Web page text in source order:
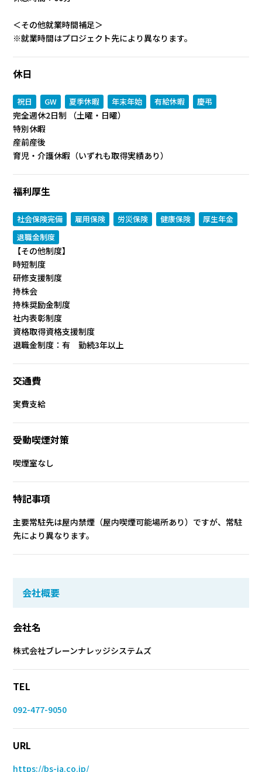
＜その他就業時間補足＞
※就業時間はプロジェクト先により異なります。
休日
祝日 GW 夏季休暇 年末年始 有給休暇 慶弔
完全週休2日制 （土曜・日曜）
特別休暇
産前産後
育児・介護休暇（いずれも取得実績あり）
福利厚生
社会保険完備 雇用保険 労災保険 健康保険
厚生年金
退職金制度
【その他制度】
時短制度
研修支援制度
持株会
持株奨励金制度
社内表彰制度
資格取得資格支援制度
退職金制度：有 勤続3年以上
交通費
実費支給
受動喫煙対策
喫煙室なし
特記事項
主要常駐先は屋内禁煙（屋内喫煙可能場所あり）ですが、常駐
先により異なります。
会社概要
会社名
株式会社ブレーンナレッジシステムズ
TEL
092-477-9050
URL
https://bs-ja.co.jp/